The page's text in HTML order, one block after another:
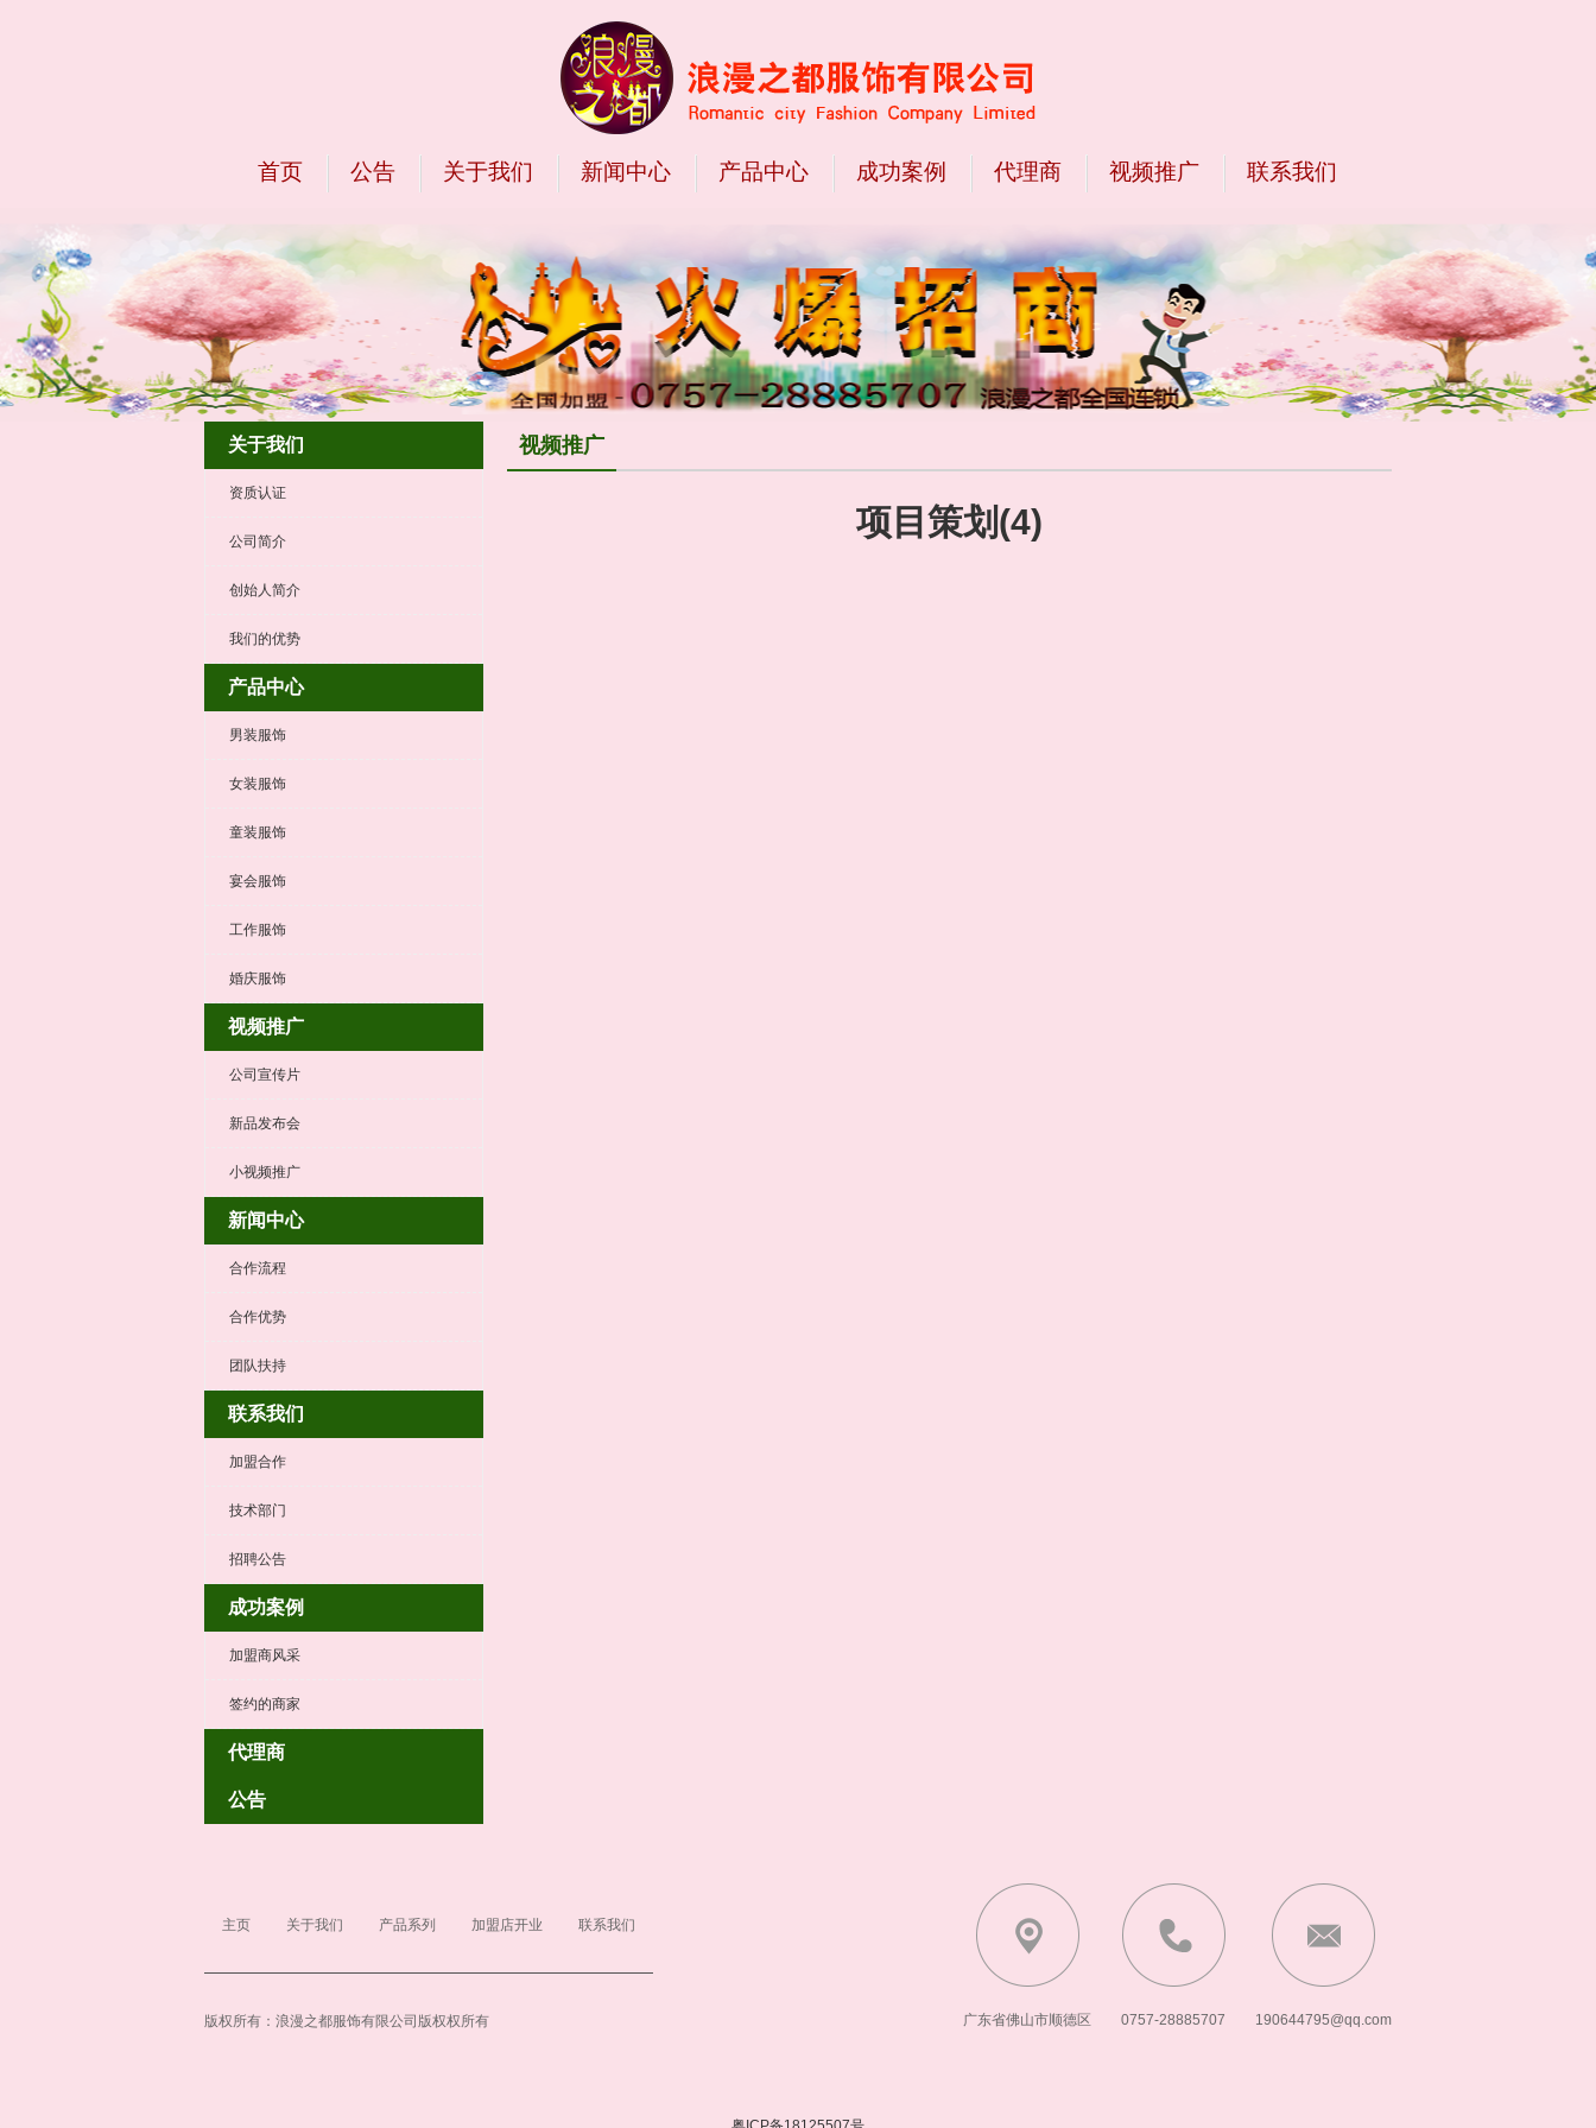
首页 公告 关于我们 新闻中心 产品中心 成功案例 代理商 视频推广 联系我们
关于我们
资质认证
公司简介
创始人简介
我们的优势
产品中心
男装服饰
女装服饰
童装服饰
宴会服饰
工作服饰
婚庆服饰
视频推广
公司宣传片
新品发布会
小视频推广
新闻中心
合作流程
合作优势
团队扶持
联系我们
加盟合作
技术部门
招聘公告
成功案例
加盟商风采
签约的商家
代理商
公告
视频推广
项目策划(4)
主页 关于我们 产品系列 加盟店开业 联系我们
版权所有：浪漫之都服饰有限公司版权权所有 190644795@qq.com
0757-28885707
广东省佛山市顺德区